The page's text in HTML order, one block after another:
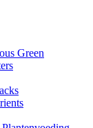
Green